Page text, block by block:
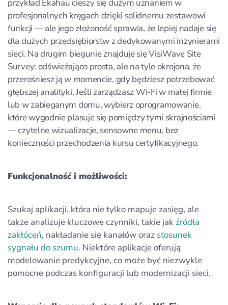
przykład Ekahau cieszy się dużym uznaniem w
profesjonalnych kręgach dzięki solidnemu zestawowi
funkcji — ale jego złożoność sprawia, że lepiej nadaje się
dla dużych przedsiębiorstw z dedykowanymi inżynierami
sieci. Na drugim biegunie znajduje się VisiWave Site
Survey: odświeżająco prosta, ale na tyle okrojona, że
przerośniesz ją w momencie, gdy będziesz potrzebować
głębszej analityki. Jeśli zarządzasz Wi‑Fi w małej firmie
lub w zabieganym domu, wybierz oprogramowanie,
które wygodnie plasuje się pomiędzy tymi skrajnościami
— czytelne wizualizacje, sensowne menu, bez
konieczności przechodzenia kursu certyfikacyjnego.
Funkcjonalność i możliwości:
Szukaj aplikacji, która nie tylko mapuje zasięg, ale
także analizuje kluczowe czynniki, takie jak źródła
zakłóceń, nakładanie się kanałów oraz stosunek
sygnału do szumu. Niektóre aplikacje oferują
modelowanie predykcyjne, co może być niezwykle
pomocne podczas konfiguracji lub modernizacji sieci.